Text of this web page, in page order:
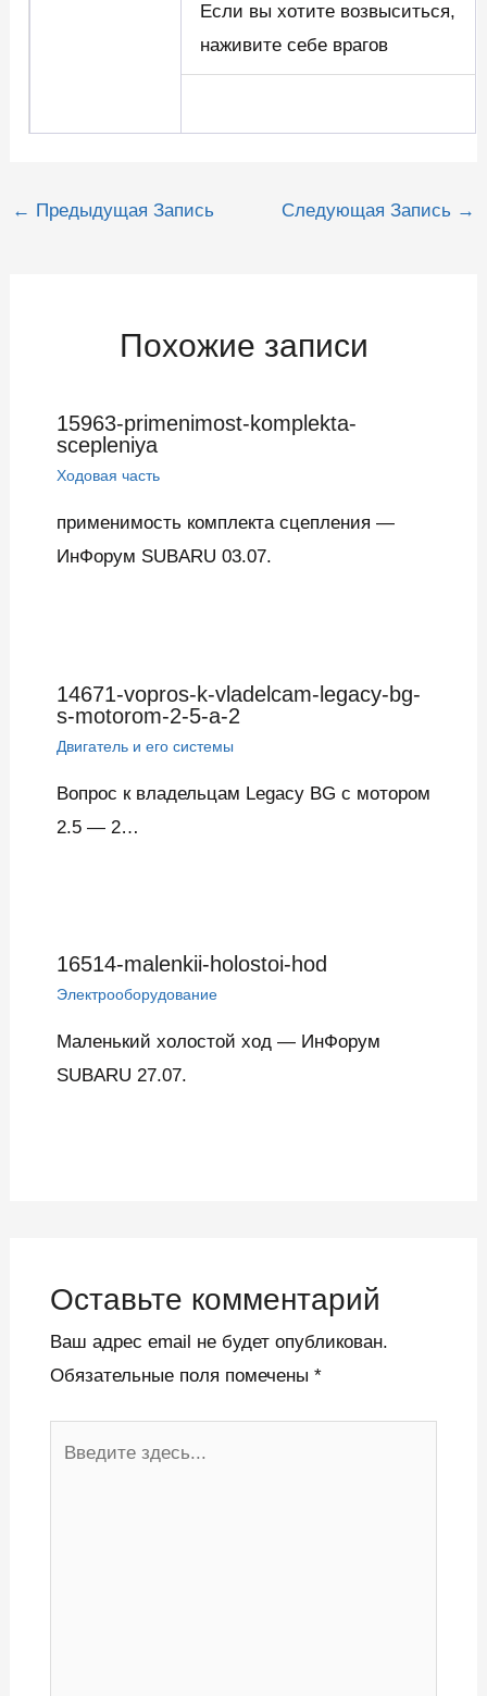
Если вы хотите возвыситься,
наживите себе врагов
Навигация
← Предыдущая Запись Следующая Запись →
Похожие записи
15963-primenimost-komplekta-
scepleniya
Ходовая часть
применимость комплекта сцепления —
ИнФорум SUBARU 03.07.
14671-vopros-k-vladelcam-legacy-bg-
s-motorom-2-5-a-2
Двигатель и его системы
Вопрос к владельцам Legacy BG с мотором
2.5 — 2…
16514-malenkii-holostoi-hod
Электрооборудование
Маленький холостой ход — ИнФорум
SUBARU 27.07.
Оставьте комментарий
Ваш адрес email не будет опубликован.
Обязательные поля помечены *